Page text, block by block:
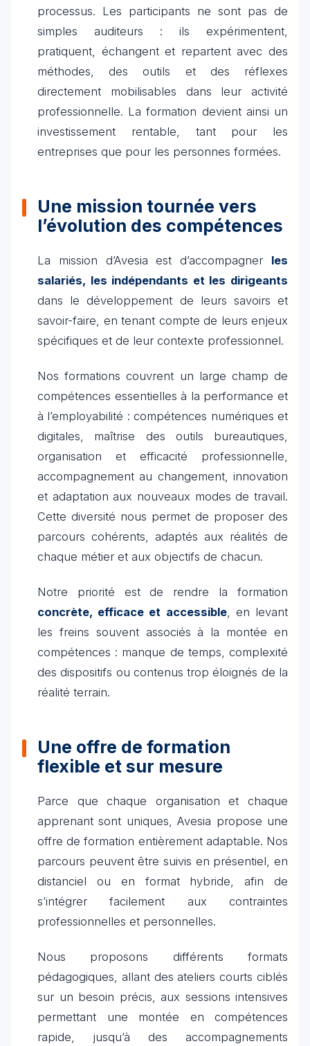
processus. Les participants ne sont pas de
simples auditeurs : ils expérimentent,
pratiquent, échangent et repartent avec des
méthodes, des outils et des réflexes
directement mobilisables dans leur activité
professionnelle. La formation devient ainsi un
investissement rentable, tant pour les
entreprises que pour les personnes formées.
Une mission tournée vers
l’évolution des compétences
La mission d’Avesia est d’accompagner les
salariés, les indépendants et les dirigeants
dans le développement de leurs savoirs et
savoir-faire, en tenant compte de leurs enjeux
spécifiques et de leur contexte professionnel.
Nos formations couvrent un large champ de
compétences essentielles à la performance et
à l’employabilité : compétences numériques et
digitales, maîtrise des outils bureautiques,
organisation et efficacité professionnelle,
accompagnement au changement, innovation
et adaptation aux nouveaux modes de travail.
Cette diversité nous permet de proposer des
parcours cohérents, adaptés aux réalités de
chaque métier et aux objectifs de chacun.
Notre priorité est de rendre la formation
concrète, efficace et accessible, en levant
les freins souvent associés à la montée en
compétences : manque de temps, complexité
des dispositifs ou contenus trop éloignés de la
réalité terrain.
Une offre de formation
flexible et sur mesure
Parce que chaque organisation et chaque
apprenant sont uniques, Avesia propose une
offre de formation entièrement adaptable. Nos
parcours peuvent être suivis en présentiel, en
distanciel ou en format hybride, afin de
s’intégrer facilement aux contraintes
professionnelles et personnelles.
Nous proposons différents formats
pédagogiques, allant des ateliers courts ciblés
sur un besoin précis, aux sessions intensives
permettant une montée en compétences
rapide, jusqu’à des accompagnements